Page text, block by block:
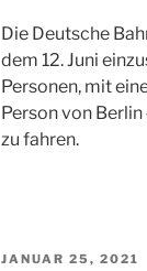
Die Deutsche
dem 12. Juni
Personen, mit
Person von
zu fahren.
VERÖFFENTLICHT
JANUAR 25, 2021